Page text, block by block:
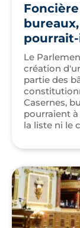
Le
création
partie des
Casernes,
pourraient
la liste ni le